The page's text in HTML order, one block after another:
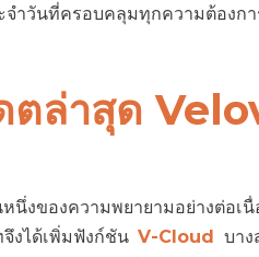
จำวันที่ครอบคลุมทุกความต้อง
ตล่าสุด
หนึ่งของความพยายามอย่างต่
งได้เพิ่มฟังก์ชันV-Cloud บา